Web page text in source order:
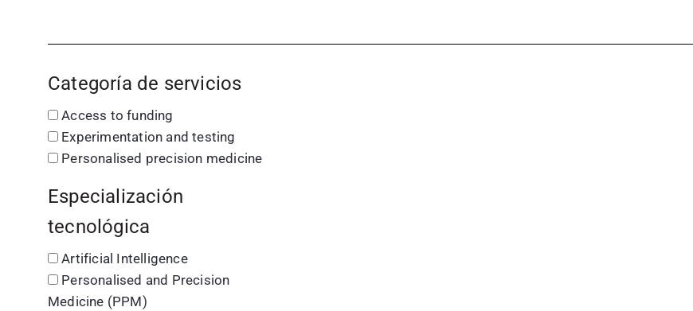
Categoría de servicios
Access to funding
Experimentation and testing
Personalised precision medicine
Especialización
tecnológica
Artificial Intelligence
Personalised and Precision
Medicine (PPM)